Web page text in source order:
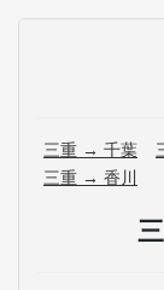
三重 → 千葉
三重 → 香川